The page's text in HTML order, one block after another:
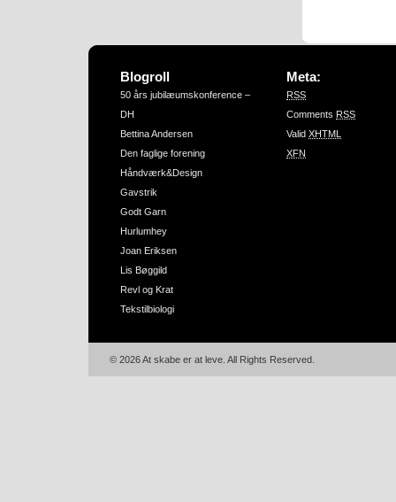
Blogroll
50 års jubilæumskonference –
DH
Bettina Andersen
Den faglige forening
Håndværk&Design
Gavstrik
Godt Garn
Hurlumhey
Joan Eriksen
Lis Bøggild
Revl og Krat
Tekstilbiologi
Meta:
RSS
Comments RSS
Valid XHTML
XFN
© 2026 At skabe er at leve. All Rights Reserved.